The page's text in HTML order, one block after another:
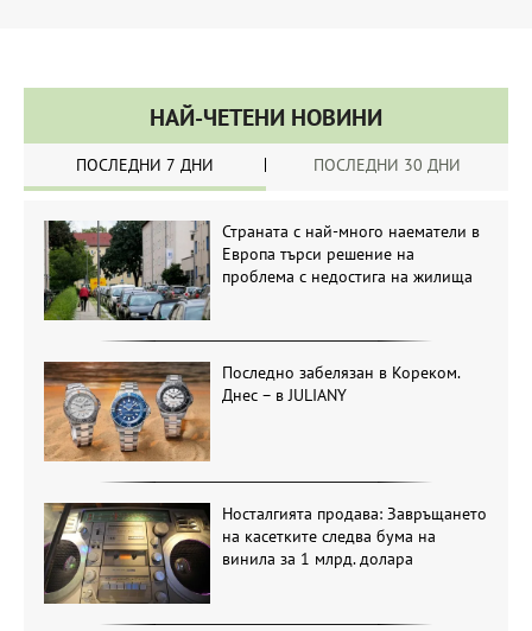
НАЙ-ЧЕТЕНИ НОВИНИ
ПОСЛЕДНИ 7 ДНИ ПОСЛЕДНИ 30 ДНИ
Страната с най-много наематели в
Европа търси решение на
проблема с недостига на жилища
Последно забелязан в Кореком.
Днес – в JULIANY
Носталгията продава: Завръщането
на касетките следва бума на
винила за 1 млрд. долара